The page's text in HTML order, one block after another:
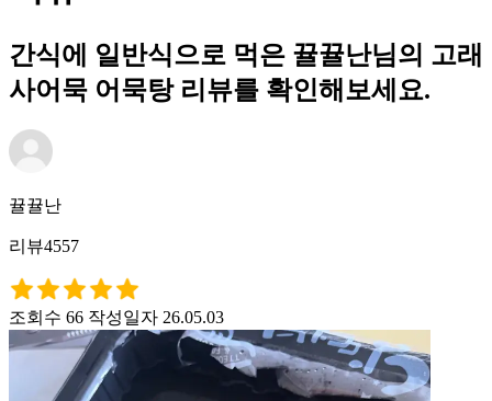
간식에 일반식으로 먹은 뀰뀰난님의 고래
사어묵 어묵탕 리뷰를 확인해보세요.
뀰뀰난
리뷰4557
조회수 66 작성일자 26.05.03